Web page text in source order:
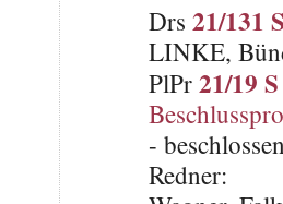
Drs 21/131
LINKE,
PlPr21/19 S
-
Redner: